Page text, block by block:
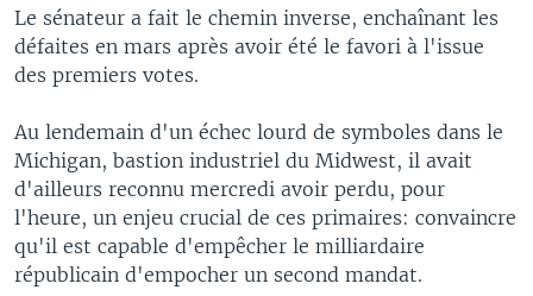
Le sénateur a fait le chemin inverse, enchaînant les
défaites en mars après avoir été le favori à l'issue
des premiers votes.
Au lendemain d'un échec lourd de symboles dans le
Michigan, bastion industriel du Midwest, il avait
d'ailleurs reconnu mercredi avoir perdu, pour
l'heure, un enjeu crucial de ces primaires: convaincre
qu'il est capable d'empêcher le milliardaire
républicain d'empocher un second mandat.